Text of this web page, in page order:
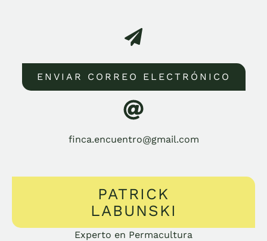
ENVIAR CORREO ELECTRÓNICO
finca.encuentro@gmail.com
PATRICK
LABUNSKI
Experto en Permacultura